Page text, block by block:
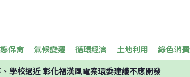
保育 氣候變遷 循環經濟 土地利用 綠色消費
學校過近 彰化福漢風電案環委建議不應開發